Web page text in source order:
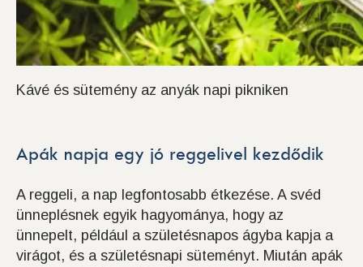
Kávé és sütemény az anyák napi pikniken
Apák napja egy jó reggelivel kezdődik
A reggeli, a nap legfontosabb étkezése. A svéd
ünneplésnek egyik hagyománya, hogy az
ünnepelt, például a születésnapos ágyba kapja a
virágot, és a születésnapi süteményt. Miután apák